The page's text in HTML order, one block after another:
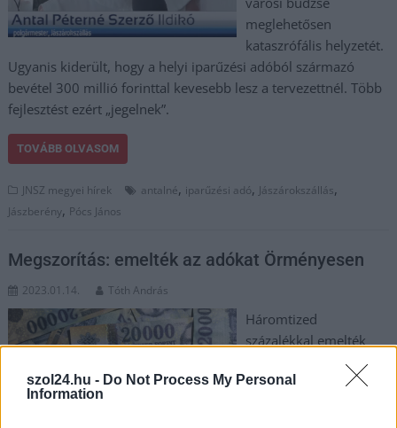
szol24.hu - Do Not Process My Personal
Information
meglehetősen
kataszrófális helyzetét.
Ugyanis kiderült, hogy a helyi iparűzési adóból származó
bevétel 300 millió forinttal kevesebb lesz a tervezettnél. Több
fejlesztést ezért „jegelnek”.
TOVÁBB OLVASOM
JNSZ megyei hírek antalné, iparűzési adó, Jászárokszállás,
Jászberény, Pócs János
Megszorítás: emelték az adókat Örményesen
2023.01.14. Tóth András
Háromtized
százalékkal emelték
Örményesen a helyi
iparűzési adó (HIPA)